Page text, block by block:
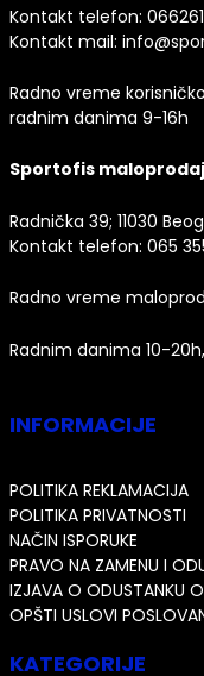
Kontakt telefon:
Kontakt mail:
Radno vreme
radnim danima 9-16h
Sportofis
Radnička 39; 11030
Kontakt telefon: 065
Radno vreme
Radnim danima 10-
INFORMACIJE
POLITIKA REKLAMACIJA
POLITIKA PRIVATNOSTI
NAČIN ISPORUKE
PRAVO NA ZAMENU I
IZJAVA O ODUSTANKU
OPŠTI USLOVI
KATEGORIJE